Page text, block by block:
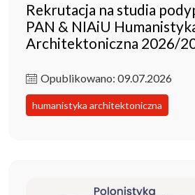
Rekrutacja na studia
PAN & NIAiU
Architektoniczna 2026/
Opublikowano: 09.07.2026
humanistyka architektoniczna